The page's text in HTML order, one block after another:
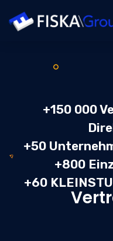
Unsere Expertisen
Unser Team
+‍150 000
+50
+800
+60